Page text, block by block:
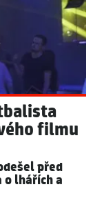
filmu
před
lhářích a